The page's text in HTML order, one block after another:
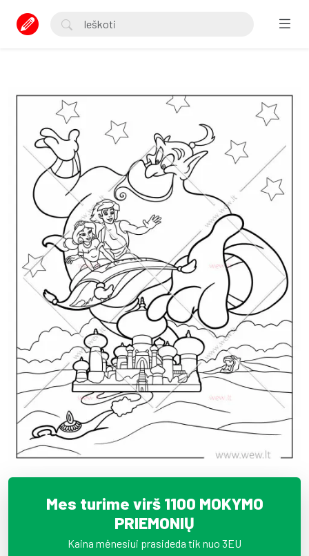
Mes turime virš 1100 MOKYMO
PRIEMONIŲ
Kaina mėnesiui prasideda tik nuo 3EU